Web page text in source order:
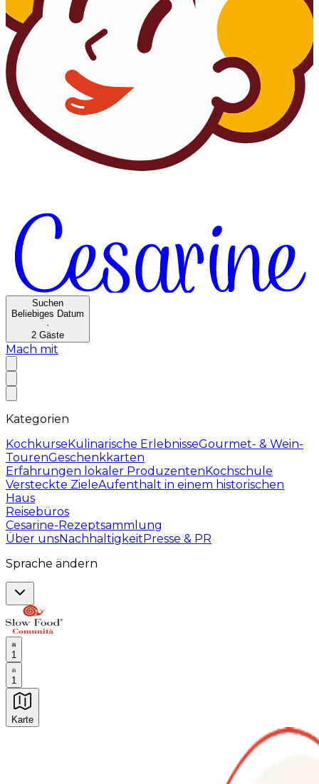
Suchen
Beliebiges Datum
·
2 Gäste
Mach mit
Kategorien
KochkurseKulinarische ErlebnisseGourmet- & Wein-
TourenGeschenkkarten
Erfahrungen lokaler ProduzentenKochschule
Versteckte ZieleAufenthalt in einem historischen
Haus
Reisebüros
Cesarine-Rezeptsammlung
Über unsNachhaltigkeitPresse & PR
Sprache ändern
1
1
Karte
Unvergessliche kulinarische Erlebnisse: